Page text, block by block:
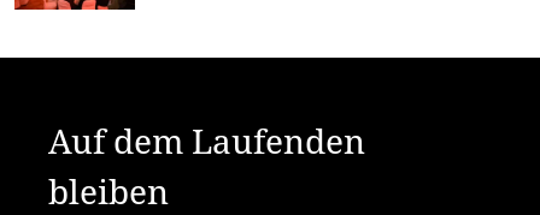
Auf dem Laufenden
bleiben